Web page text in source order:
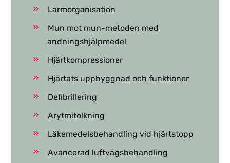
Larmorganisation
Mun mot mun-metoden med
andningshjälpmedel
Hjärtkompressioner
Hjärtats uppbyggnad och funktioner
Defibrillering
Arytmitolkning
Läkemedelsbehandling vid hjärtstopp
Avancerad luftvägsbehandling